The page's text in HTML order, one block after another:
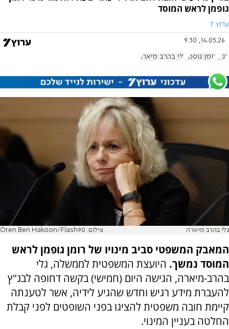
גופמן לראש המוסד
ערוץ 7
14.05.26, 9:30
בג"ץ רומן גופמן גלי בהרב מיארה
גלי בהרב מיארה צילום: Oren Ben Hakoon/Flash90
המאבק המשפטי סביב מינויו של רומן גופמן לראש
המוסד נמשך. היועצת המשפטית לממשלה, גלי
בהרב-מיארה, הגישה היום (חמישי) בקשה דחופה לבג"ץ
להעברת מידע רגיש וחדש שהגיע לידיה, אשר לטענתה
קיימת חובה משפטית להציגו בפני השופטים לפני קבלת
החלטה בעניין המינוי.